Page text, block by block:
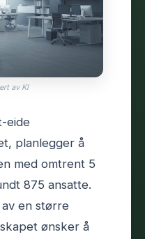
av KI
eide
planlegger å
med omtrent 5
875 ansatte.
en større
ønsker å